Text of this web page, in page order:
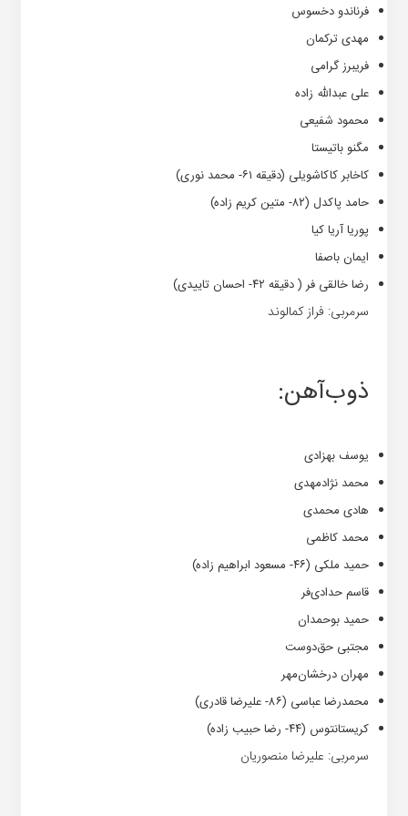
فرناندو دخسوس
مهدی ترکمان
فریبرز گرامی
علی عبدالله زاده
محمود شفیعی
مگنو باتیستا
کاخابر کاکاشویلی (دقیقه ۶۱- محمد نوری)
حامد پاکدل (۸۲- متین کریم زاده)
پوریا آریا کیا
ایمان باصفا
رضا خالقی فر ( دقیقه ۴۲- احسان تاییدی)
سرمربی: فراز کمالوند
ذوب‌آهن:
یوسف بهزادی
محمد نژادمهدی
هادی محمدی
محمد کاظمی
حمید ملکی (۴۶- مسعود ابراهیم زاده)
قاسم حدادی‌فر
حمید بوحمدان
مجتبی حق‌دوست
مهران درخشان‌مهر
محمدرضا عباسی (۸۶- علیرضا قادری)
کریستانتوس (۴۴- رضا حبیب زاده)
سرمربی: علیرضا منصوریان